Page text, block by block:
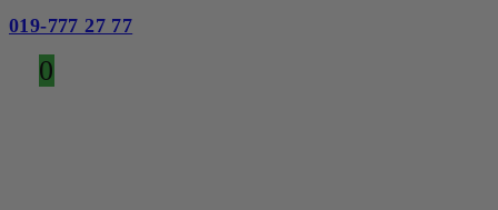
019-777 27 77
0